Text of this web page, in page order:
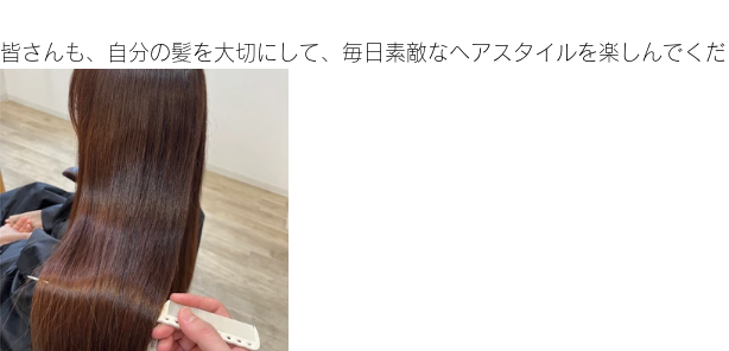
皆さんも、自分の髪を大切にして、毎日素敵なヘアスタイルを楽しんでく